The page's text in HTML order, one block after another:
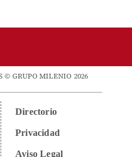
© GRUPO MILENIO 2026
Directorio
Privacidad
Aviso Legal